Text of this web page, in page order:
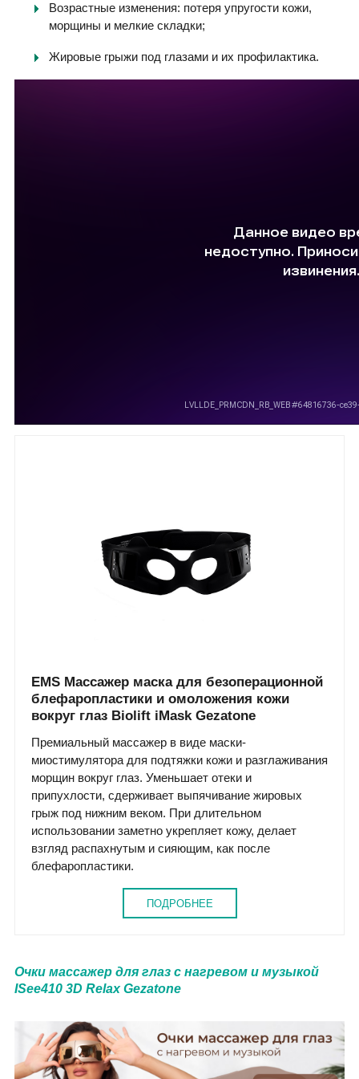
Возрастные изменения: потеря упругости кожи,
морщины и мелкие складки;
Жировые грыжи под глазами и их профилактика.
EMS Массажер маска для безоперационной
блефаропластики и омоложения кожи
вокруг глаз Biolift iMask Gezatone
Премиальный массажер в виде маски-
миостимулятора для подтяжки кожи и разглаживания
морщин вокруг глаз. Уменьшает отеки и
припухлости, сдерживает выпячивание жировых
грыж под нижним веком. При длительном
использовании заметно укрепляет кожу, делает
взгляд распахнутым и сияющим, как после
блефаропластики.
ПОДРОБНЕЕ
Очки массажер для глаз с нагревом и музыкой
ISee410 3D Relax Gezatone